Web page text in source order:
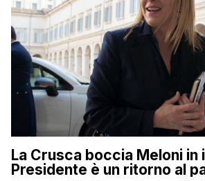
La Crusca boccia Meloni in
Presidente è un ritorno al